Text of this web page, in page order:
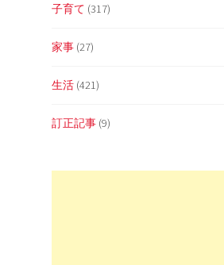
子育て (317)
家事 (27)
生活 (421)
訂正記事 (9)